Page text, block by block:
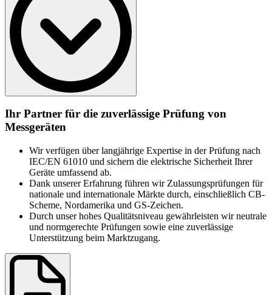
Die EN 61010 ist ein international anerkannter Standard, der die
Grundlage für die Prüfung elektrischer Geräte bildet. Sie stellt
sicher, dass Produkte weltweit einheitliche Sicherheitsanforderungen
erfüllen und somit Zugang zu internationalen Märkten erhalten. Die
Steuergeräte und Laborgeräte. Ziel ist es, Anwendende zuverlässig
vor Risiken zu schützen und eine sichere Nutzung im praktischen
Einsatz zu gewährleisten.
Im Fokus stehen dabei folgende Risiken:
elektrischer Schlag und Verbrennungen
mechanische Risiken
Überhitzung und übermäßige Temperatur
Einwirkungen durch Flüssigkeiten, Flüssigkeitsdruck oder
Freisetzung von Strahlung oder Gasen
Ihr Partner für die zuverlässige Prüfung von
Messgeräten
Wir verfügen über langjährige Expertise in der Prüfung nach
IEC/EN 61010 und sichern die elektrische Sicherheit Ihrer
Geräte umfassend ab.
Dank unserer Erfahrung führen wir Zulassungsprüfungen für
nationale und internationale Märkte durch, einschließlich CB-
Scheme, Nordamerika und GS-Zeichen.
Durch unser hohes Qualitätsniveau gewährleisten wir neutrale
und normgerechte Prüfungen sowie eine zuverlässige
Unterstützung beim Marktzugang.